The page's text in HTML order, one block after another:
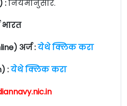
:नियमानुसार.
अर्ज :येथे क्लिक करा
:येथे क्लिक करा